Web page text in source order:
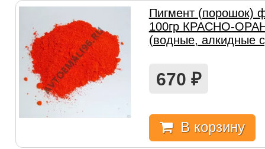
Пигмент (порошок)
100гр КРАСНО-
(водные, алкидные
670 ₽
В корзину